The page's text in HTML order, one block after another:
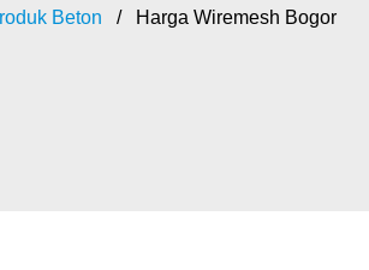
Beton / Harga Wiremesh Bogor